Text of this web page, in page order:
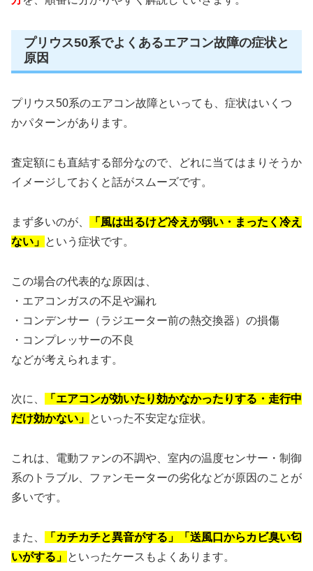
プリウス50系でよくあるエアコン故障の症状と
原因
プリウス50系のエアコン故障といっても、症状はいくつ
かパターンがあります。
査定額にも直結する部分なので、どれに当てはまりそうか
イメージしておくと話がスムーズです。
まず多いのが、
「風は出るけど冷えが弱い・まったく冷え
ない」 という症状です。
この場合の代表的な原因は、
・エアコンガスの不足や漏れ
・コンデンサー（ラジエーター前の熱交換器）の損傷
・コンプレッサーの不良
などが考えられます。
次に、
「エアコンが効いたり効かなかったりする・走行中
だけ効かない」 といった不安定な症状。
これは、電動ファンの不調や、室内の温度センサー・制御
系のトラブル、ファンモーターの劣化などが原因のことが
多いです。
また、
「カチカチと異音がする」「送風口からカビ臭い匂
いがする」 といったケースもよくあります。